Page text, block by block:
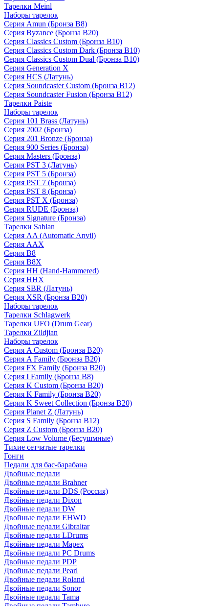
Тарелки Meinl
Наборы тарелок
Серия Amun (Бронза B8)
Серия Byzance (Бронза B20)
Серия Classics Custom (Бронза B10)
Серия Classics Custom Dark (Бронза B10)
Серия Classics Custom Dual (Бронза B10)
Серия Generation X
Серия HCS (Латунь)
Серия Soundcaster Custom (Бронза B12)
Серия Soundcaster Fusion (Бронза B12)
Тарелки Paiste
Наборы тарелок
Серия 101 Brass (Латунь)
Серия 2002 (Бронза)
Серия 201 Bronze (Бронза)
Серия 900 Series (Бронза)
Серия Masters (Бронза)
Серия PST 3 (Латунь)
Серия PST 5 (Бронза)
Серия PST 7 (Бронза)
Серия PST 8 (Бронза)
Серия PST X (Бронза)
Серия RUDE (Бронза)
Серия Signature (Бронза)
Тарелки Sabian
Серия AA (Automatic Anvil)
Серия AAX
Серия B8
Серия B8X
Серия HH (Hand-Hammered)
Серия HHX
Серия SBR (Латунь)
Серия XSR (Бронза B20)
Наборы тарелок
Тарелки Schlagwerk
Тарелки UFO (Drum Gear)
Тарелки Zildjian
Наборы тарелок
Серия A Custom (Бронза B20)
Серия A Family (Бронза B20)
Серия FX Family (Бронза B20)
Серия I Family (Бронза B8)
Серия K Custom (Бронза B20)
Серия K Family (Бронза B20)
Серия K Sweet Collection (Бронза B20)
Серия Planet Z (Латунь)
Серия S Family (Бронза B12)
Серия Z Custom (Бронза B20)
Серия Low Volume (Бесушмные)
Тихие сетчатые тарелки
Гонги
Педали для бас-барабана
Двойные педали
Двойные педали Brahner
Двойные педали DDS (Россия)
Двойные педали Dixon
Двойные педали DW
Двойные педали EHWD
Двойные педали Gibraltar
Двойные педали LDrums
Двойные педали Mapex
Двойные педали PC Drums
Двойные педали PDP
Двойные педали Pearl
Двойные педали Roland
Двойные педали Sonor
Двойные педали Tama